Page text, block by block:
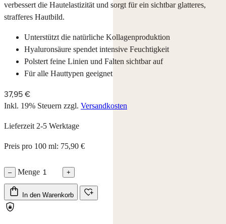
verbessert die Hautelastizität und sorgt für ein sichtbar glatteres,
strafferes Hautbild.
Unterstützt die natürliche Kollagenproduktion
Hyaluronsäure spendet intensive Feuchtigkeit
Polstert feine Linien und Falten sichtbar auf
Für alle Hauttypen geeignet
37,95 €
Inkl. 19% Steuern zzgl. Versandkosten
Lieferzeit 2-5 Werktage
Preis pro 100 ml: 75,90 €
– Menge +
In den Warenkorb